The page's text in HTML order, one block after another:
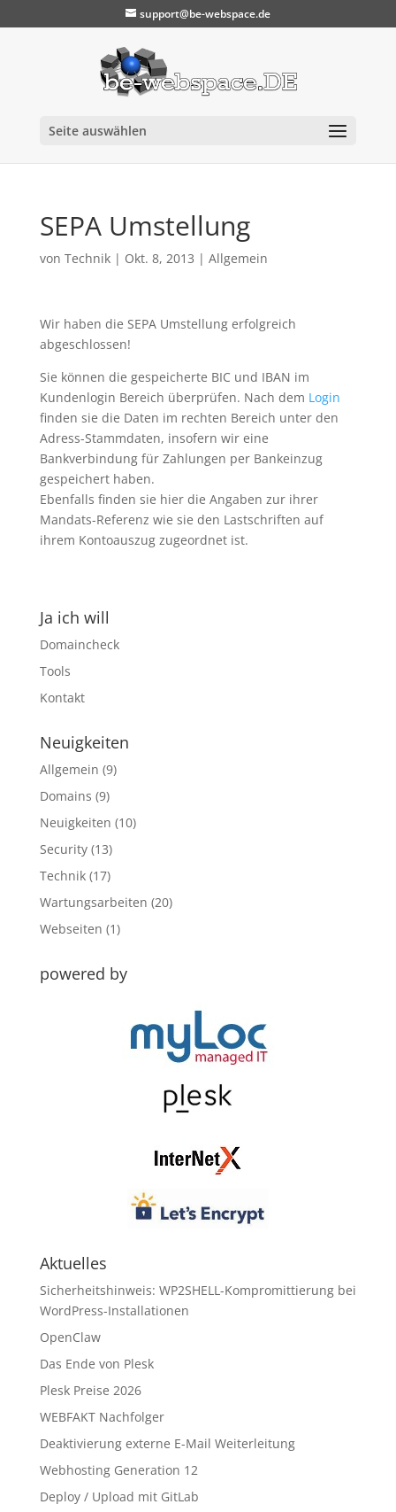
support@be-webspace.de
Seite auswählen
SEPA Umstellung
von Technik| Okt. 8, 2013 | Allgemein
Wir haben die SEPA Umstellung erfolgreich
abgeschlossen!
Sie können die gespeicherte BIC und IBAN im
Kundenlogin Bereich überprüfen. Nach dem Login
finden sie die Daten im rechten Bereich unter den
Adress-Stammdaten, insofern wir eine
Bankverbindung für Zahlungen per Bankeinzug
gespeichert haben.
Ebenfalls finden sie hier die Angaben zur ihrer
Mandats-Referenz wie sie den Lastschriften auf
ihrem Kontoauszug zugeordnet ist.
Ja ich will
Domaincheck
Tools
Kontakt
Neuigkeiten
Allgemein (9)
Domains (9)
Neuigkeiten (10)
Security(13)
Technik(17)
Wartungsarbeiten (20)
Webseiten (1)
powered by
Aktuelles
Sicherheitshinweis: WP2SHELL-Kompromittierung bei
WordPress-Installationen
OpenClaw
Das Ende von Plesk
Plesk Preise 2026
WEBFAKT Nachfolger
Deaktivierung externe E-Mail Weiterleitung
Webhosting Generation 12
Deploy / Upload mit GitLab